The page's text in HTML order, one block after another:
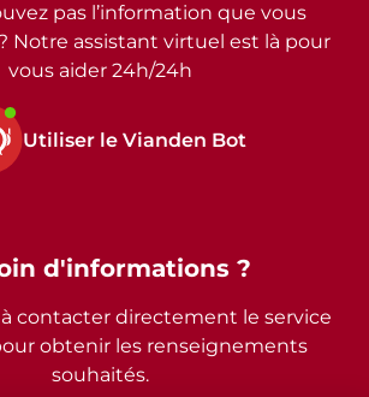
pas l’information que vous
Notre assistant virtuel est là pour
vous aider 24h/24h
Utiliser le Vianden Bot
d'informations ?
contacter directement le service
obtenir les renseignements
souhaités.